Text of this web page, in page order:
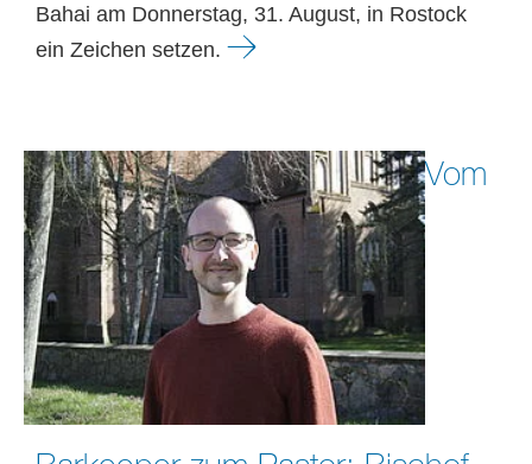
Bahai am Donnerstag, 31. August, in Rostock
ein Zeichen setzen.
Vom